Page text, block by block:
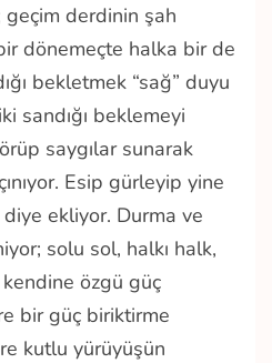
geçim derdinin şah
bir dönemeçte halka bir de
bekletmek “sağ” duyu
sandığı beklemeyi
saygılar sunarak
Esip gürleyip yine
diye ekliyor. Durma ve
solu sol, halkı halk,
kendine özgü güç
bir güç biriktirme
kutlu yürüyüşün